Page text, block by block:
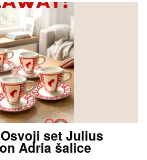
set Julius
Adria šalice